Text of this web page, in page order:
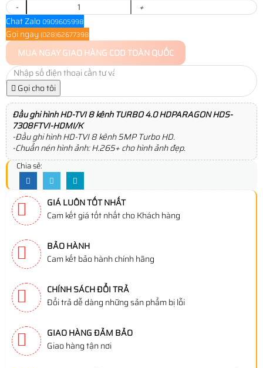
-
+
Chat Zalo 0909605998
Gọi ngay (028)62677398
MUA NGAYGIAO HÀNG COD TOÀN QUỐC
Gọi cho tôi
Đầu ghi hình HD-TVI 8 kênh TURBO 4.0 HDPARAGON HDS-
7308FTVI-HDMI/K
-Đầu ghi hình HD-TVI 8 kênh 5MP Turbo HD.
-Chuẩn nén hình ảnh: H.265+ cho hình ảnh đẹp.
Chia sẻ:
GIÁ LUÔN TỐT NHẤT
Cam kết giá tốt nhất cho Khách hàng
BẢO HÀNH
Cam kết bảo hành chính hãng
CHÍNH SÁCH ĐỔI TRẢ
Đổi trả dễ dàng những sản phẩm bị lỗi
GIAO HÀNG ĐẢM BẢO
Giao hàng tận nơi